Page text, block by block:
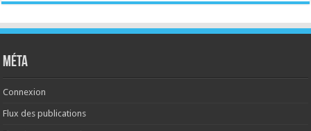
Méta
Connexion
Flux des publications